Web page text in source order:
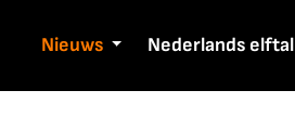
Nieuws Nederlands elftal